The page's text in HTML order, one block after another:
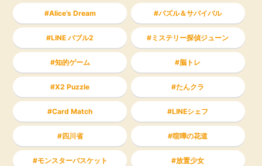
Alice’s Dream パズル＆サバイバル
LINE バブル2 ミステリー探偵ジューン
知的ゲーム 脳トレ
X2 Puzzle たんクラ
Card Match LINEシェフ
四川省 喧嘩の花道
モンスターバスケット 放置少女